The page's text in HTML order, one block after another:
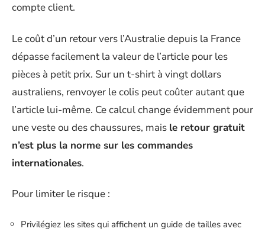
compte client.
Le coût d’un retour vers l’Australie depuis la France
dépasse facilement la valeur de l’article pour les
pièces à petit prix. Sur un t-shirt à vingt dollars
australiens, renvoyer le colis peut coûter autant que
l’article lui-même. Ce calcul change évidemment pour
une veste ou des chaussures, mais le retour gratuit
n’est plus la norme sur les commandes
internationales.
Pour limiter le risque :
Privilégiez les sites qui affichent un guide de tailles avec